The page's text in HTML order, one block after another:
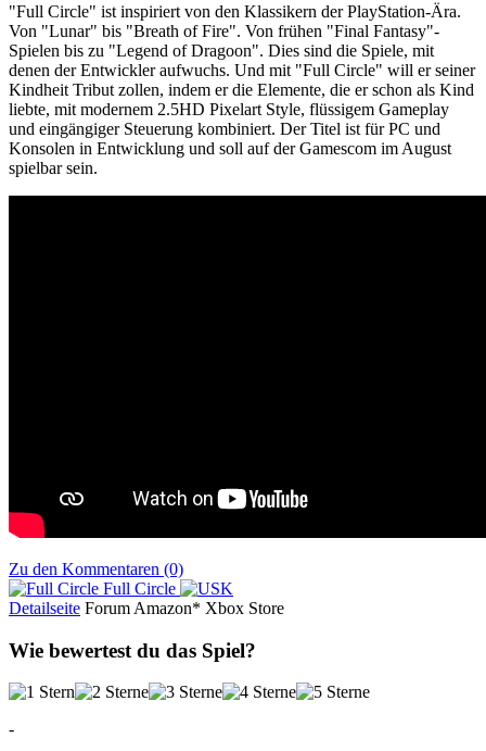
"Full Circle" ist inspiriert von den Klassikern der PlayStation-Ära.
Von "Lunar" bis "Breath of Fire". Von frühen "Final Fantasy"-
Spielen bis zu "Legend of Dragoon". Dies sind die Spiele, mit
denen der Entwickler aufwuchs. Und mit "Full Circle" will er seiner
Kindheit Tribut zollen, indem er die Elemente, die er schon als Kind
liebte, mit modernem 2.5HD Pixelart Style, flüssigem Gameplay
und eingängiger Steuerung kombiniert. Der Titel ist für PC und
Konsolen in Entwicklung und soll auf der Gamescom im August
spielbar sein.
Zu den Kommentaren (0)
Full Circle
Detailseite Forum Amazon* Xbox Store
Wie bewertest du das Spiel?
-